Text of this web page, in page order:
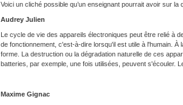
Voici un cliché possible qu’un enseignant pourrait avoir sur
Audrey Julien
Le cycle de vie des appareils électroniques peut être relié à
de fonctionnement, c'est-à-dire lorsqu'il est utile à l'humain.
forme. La destruction ou la dégradation naturelle de ces
batteries, par exemple, une fois utilisées, peuvent s'écouler.
Maxime Gignac